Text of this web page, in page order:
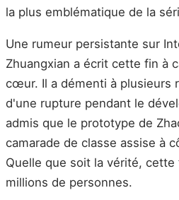
la plus emblématique de la
Une rumeur persistante sur
Zhuangxian a écrit cette fin à
cœur. Il a démenti à plusieurs
d'une rupture pendant le
admis que le prototype de
camarade de classe assise à
Quelle que soit la vérité,
millions de personnes.